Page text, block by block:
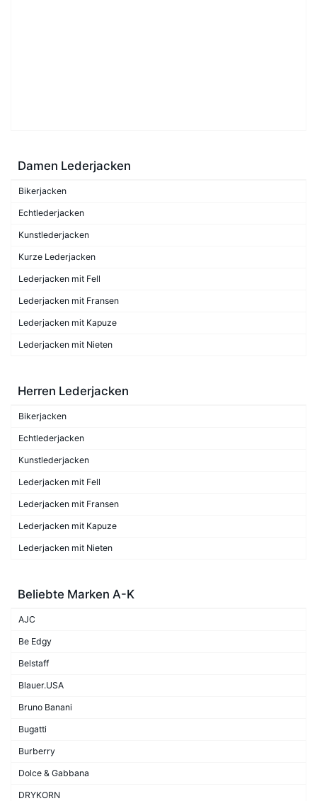
Damen Lederjacken
Bikerjacken
Echtlederjacken
Kunstlederjacken
Kurze Lederjacken
Lederjacken mit Fell
Lederjacken mit Fransen
Lederjacken mit Kapuze
Lederjacken mit Nieten
Herren Lederjacken
Bikerjacken
Echtlederjacken
Kunstlederjacken
Lederjacken mit Fell
Lederjacken mit Fransen
Lederjacken mit Kapuze
Lederjacken mit Nieten
Beliebte Marken A-K
AJC
Be Edgy
Belstaff
Blauer.USA
Bruno Banani
Bugatti
Burberry
Dolce & Gabbana
DRYKORN